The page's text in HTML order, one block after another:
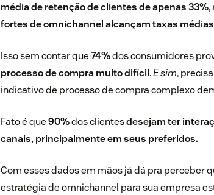
média de retenção de clientes de apenas 33%,
fortes de omnichannel alcançam taxas
Isso sem contar que74%dos consumidores
processo de compra muito difícil.E sim,
indicativo de processo de compra complexo
Fato é que90%dos clientesdesejam ter
canais, principalmente em seus preferidos.
Com esses dados em mãos já dá pra perceber
estratégia de omnichannel para sua empresa